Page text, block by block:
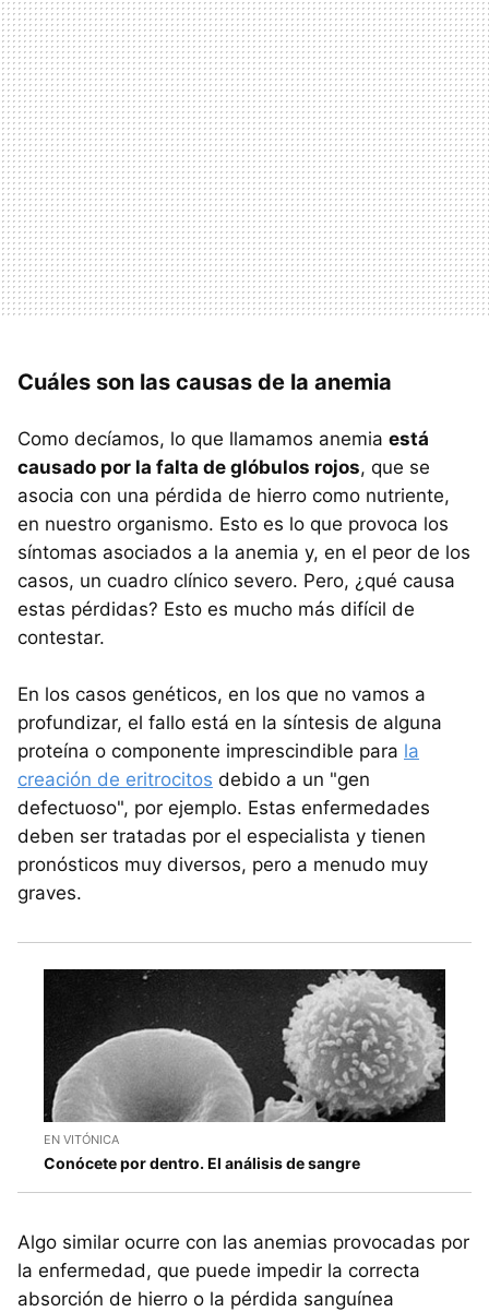
Cuáles son las causas de la anemia
Como decíamos, lo que llamamos anemia está
causado por la falta de glóbulos rojos, que se
asocia con una pérdida de hierro como nutriente,
en nuestro organismo. Esto es lo que provoca los
síntomas asociados a la anemia y, en el peor de los
casos, un cuadro clínico severo. Pero, ¿qué causa
estas pérdidas? Esto es mucho más difícil de
contestar.
En los casos genéticos, en los que no vamos a
profundizar, el fallo está en la síntesis de alguna
proteína o componente imprescindible para la
creación de eritrocitos debido a un "gen
defectuoso", por ejemplo. Estas enfermedades
deben ser tratadas por el especialista y tienen
pronósticos muy diversos, pero a menudo muy
graves.
EN VITÓNICA
Conócete por dentro. El análisis de sangre
Algo similar ocurre con las anemias provocadas por
la enfermedad, que puede impedir la correcta
absorción de hierro o la pérdida sanguínea